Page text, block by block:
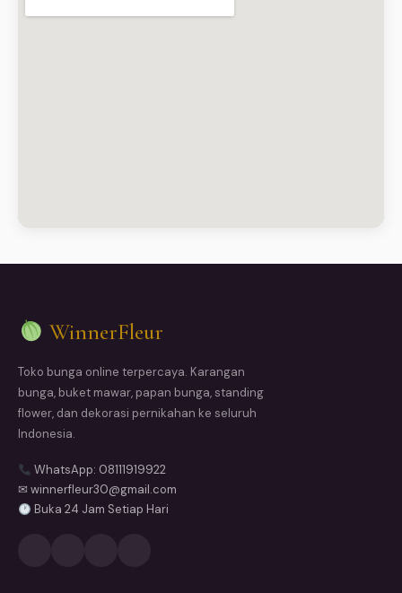
WinnerFleur
Toko bunga online terpercaya. Karangan
bunga, buket mawar, papan bunga, standing
flower, dan dekorasi pernikahan ke seluruh
Indonesia.
WhatsApp: 08111919922
✉ winnerfleur30@gmail.com
Buka 24 Jam Setiap Hari